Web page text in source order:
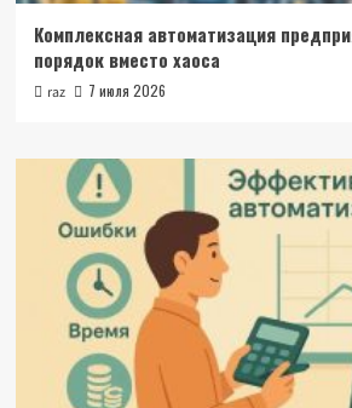
Комплексная автоматизация
порядок вместо хаоса
raz 7 июля 2026